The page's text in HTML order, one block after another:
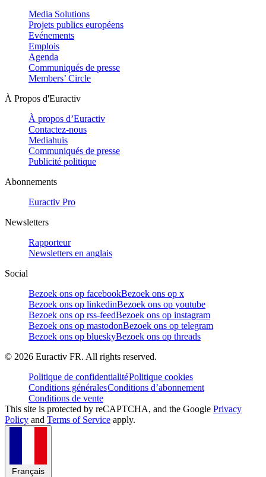
Media Solutions
Projets publics européens
Evénements
Emplois
Agenda
Communiqués de presse
Members’ Circle
À Propos d'Euractiv
À propos d’Euractiv
Contactez-nous
Mediahuis
Communiqués de presse
Publicité politique
Abonnements
Euractiv Pro
Newsletters
Rapporteur
Newsletters en anglais
Social
Bezoek ons op facebookBezoek ons op x
Bezoek ons op linkedinBezoek ons op youtube
Bezoek ons op rss-feedBezoek ons op instagram
Bezoek ons op mastodonBezoek ons op telegram
Bezoek ons op blueskyBezoek ons op threads
© 2026 Euractiv FR. All rights reserved.
Politique de confidentialitéPolitique cookies
Conditions généralesConditions d’abonnement
Conditions de vente
This site is protected by reCAPTCHA, and the Google Privacy
Policy and Terms of Service apply.
Français